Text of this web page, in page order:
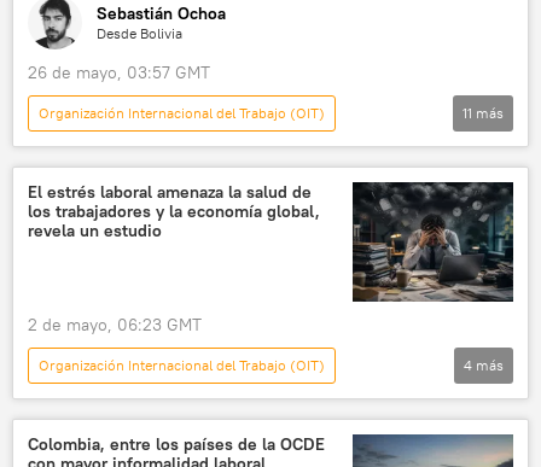
Sebastián Ochoa
Desde Bolivia
26 de mayo, 03:57 GMT
Organización Internacional del Trabajo (OIT)
América Latina
política
Rodrigo Paz
seguridad
Rosario Murillo
Antonio José de Sucre
La Paz
Centro de Investigaciones y Desarrollo Nuclear (Bolivia)
Central Obrera Boliviana (COB)
11 más
El estrés laboral amenaza la salud de
los trabajadores y la economía global,
revela un estudio
2 de mayo, 06:23 GMT
Organización Internacional del Trabajo (OIT)
Internacional
México
💗 Salud
mercado de trabajo
4 más
Colombia, entre los países de la OCDE